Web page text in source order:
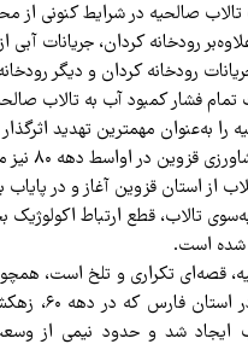
صالحیه در شرایط کنونی از
رودخانه کردان، جریانات آبی
رودخانه کردان و دیگر
تمام فشار کمبود آب به تالاب
از استان قزوین آغاز و در
تالاب، قطع ارتباط
شده است.
قصه‌ای تکراری و تلخ است،
قصه تالاب کمجان در استان فارس که
ایجاد شد و حدود نیمی از